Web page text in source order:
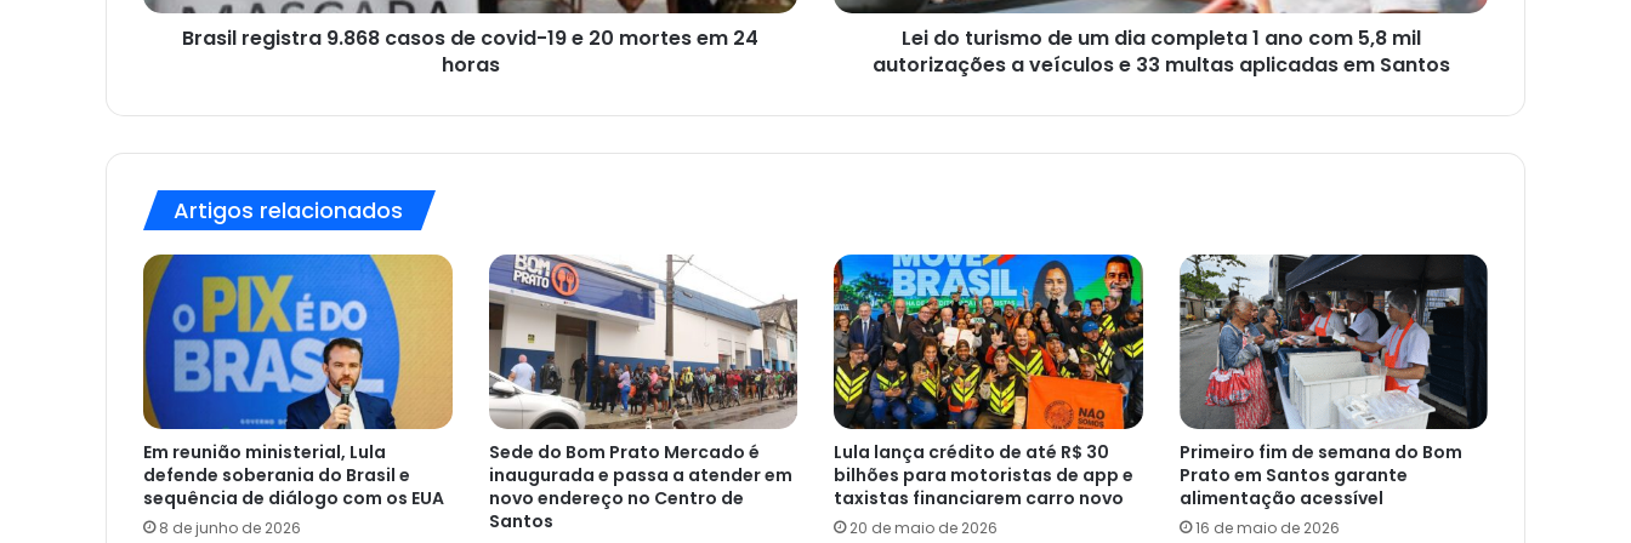
horasBrasil registra 9.868 casos de covid-19 e 20 mortes em 24
horas
autorizações
veículos
multas
Lei do turismo de um dia completa 1 ano com 5,8 mil
autorizações a veículos e 33 multas aplicadas em Santos
Artigos relacionados
Em reunião ministerial, Lula
defende soberania do Brasil e
sequência de diálogo com os EUA
8 de junho de 2026
Sede do Bom Prato Mercado é
inaugurada e passa a atender em
novo endereço no Centro de
Santos
Lula lança crédito de até R$ 30
bilhões para motoristas de app e
taxistas financiarem carro novo
20 de maio de 2026
Primeiro fim de semana do Bom
Prato em Santos garante
alimentação acessível
16 de maio de 2026